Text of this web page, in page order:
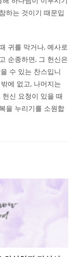
하는 것이기 때문입
귀를 막거나, 예사로
순종하면, 그 헌신은
수 있는 찬스입니
에 없고, 나머지는
신 요청이 있을 때
을 누리기를 소원합